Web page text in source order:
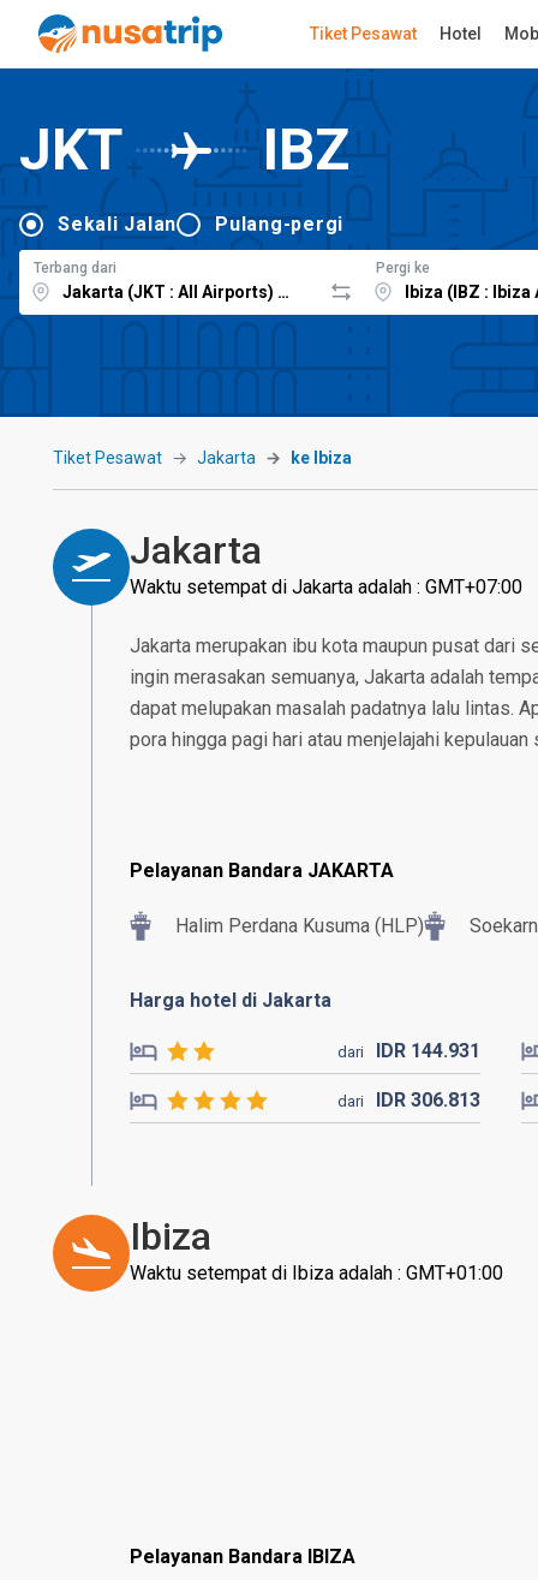
Tiket Pesawat Hotel
JKT IBZ
Sekali Jalan Pulang-pergi
Terbang dari Pergi ke
Tiket Pesawat Jakarta ke Ibiza
Jakarta
Waktu setempat di Jakarta adalah : GMT+07:00
Jakarta merupakan ibu kota maupun pusat dari
ingin merasakan semuanya, Jakarta adalah
dapat melupakan masalah padatnya lalu lintas.
pora hingga pagi hari atau menjelajahi
Pelayanan Bandara JAKARTA
Halim Perdana Kusuma (HLP)
Harga hotel di Jakarta
dari IDR 144.931
dari IDR 306.813
Ibiza
Waktu setempat di Ibiza adalah : GMT+01:00
Pelayanan Bandara IBIZA